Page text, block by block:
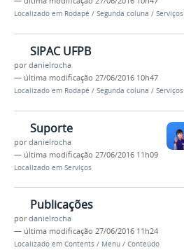
Localizado em Rodapé / Segunda coluna / Serviços
SIPAC UFPB
pordanielrocha
— última modificação 27/06/2016 10h47
Localizado em Rodapé / Segunda coluna / Serviços
Suporte
pordanielrocha
— última modificação 27/06/2016 11h09
Localizado em Serviços
Publicações
pordanielrocha
— última modificação 27/06/2016 11h24
Localizado em Contents / Menu / Conteúdo